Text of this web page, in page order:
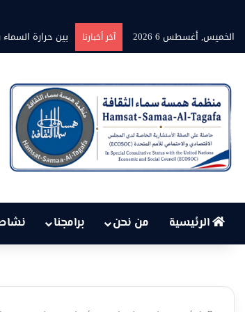
الخميس, أغسطس 6 2026
آخر أخبارنا برنامج” قلوب
الرئيسية من نحن برامجنا